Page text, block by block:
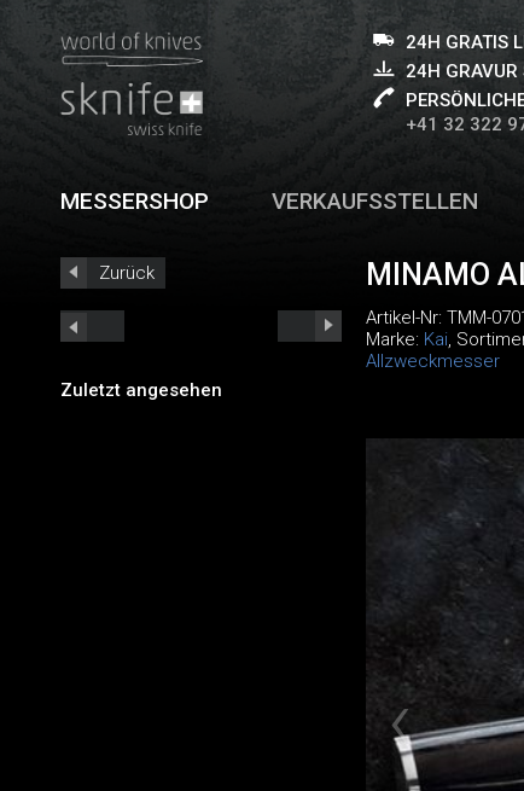
24H GRATIS
24H GRAVUR
+41 32 322
MESSERSHOP VERKAUFSSTELLEN
Zurück
Zuletzt angesehen
MINAMO
Artikel-Nr: TMM-
Marke: Kai,
Allzweckmesser